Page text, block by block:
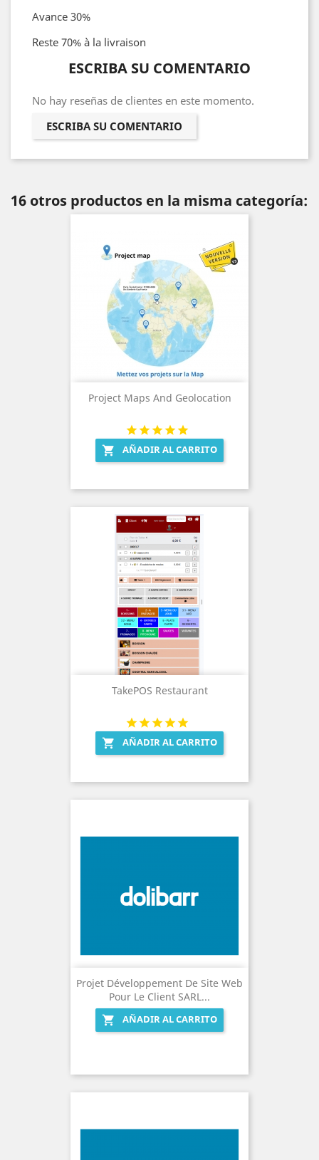
Avance 30%
Reste 70% à la livraison
ESCRIBA SU COMENTARIO
No hay reseñas de clientes en este momento.
ESCRIBA SU COMENTARIO
16 otros productos en la misma categoría:
Project Maps And Geolocation
 AÑADIR AL CARRITO
TakePOS Restaurant
 AÑADIR AL CARRITO
Projet Développement De Site Web
Pour Le Client SARL...

AÑADIR AL CARRITO